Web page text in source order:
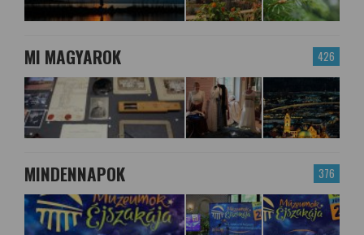
426
MI MAGYAROK
376
MINDENNAPOK